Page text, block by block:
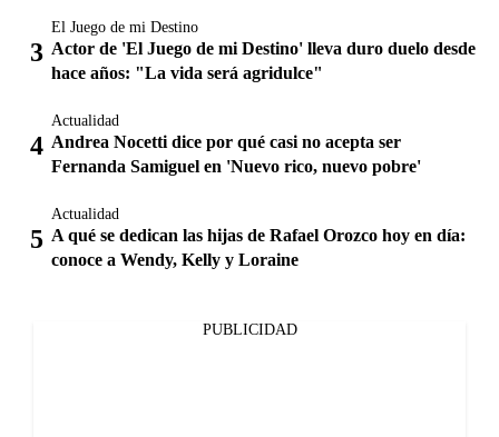
El Juego de mi Destino
Actor de 'El Juego de mi Destino' lleva duro duelo desde
hace años: "La vida será agridulce"
Actualidad
Andrea Nocetti dice por qué casi no acepta ser
Fernanda Samiguel en 'Nuevo rico, nuevo pobre'
Actualidad
A qué se dedican las hijas de Rafael Orozco hoy en día:
conoce a Wendy, Kelly y Loraine
PUBLICIDAD